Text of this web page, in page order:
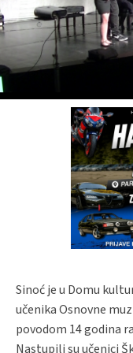
Sinoć je u Domu
učenika Osnovne
povodom 14 godina
Nastupili su učenici